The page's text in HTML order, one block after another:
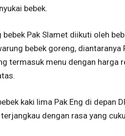
bebek.
bebek Pak Slamet diikuti oleh
bebek goreng,
termasuk menu dengan harga
kaki lima Pak Eng di depan
dengan rasa yang